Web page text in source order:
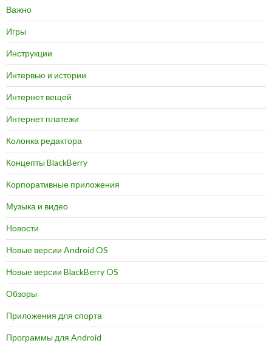
Важно
Игры
Инструкции
Интервью и истории
Интернет вещей
Интернет платежи
Колонка редактора
Концепты BlackBerry
Корпоративные приложения
Музыка и видео
Новости
Новые версии Android OS
Новые версии BlackBerry OS
Обзоры
Приложения для спорта
Программы для Android